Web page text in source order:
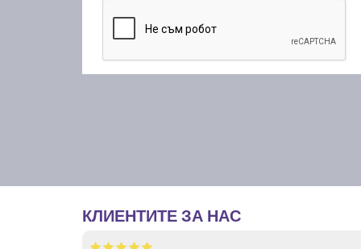
КЛИЕНТИТЕ ЗА НАС